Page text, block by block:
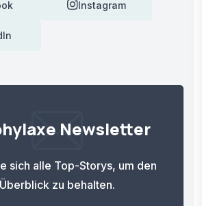
Instagram
Newsletter
sich alle Top-Storys, um den
Überblick zu behalten.